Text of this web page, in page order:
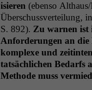
isieren (eben­so
Über­schussverteilung,
S. 892). Zu war­nen ist
Anforderun­gen an
kom­plexe und
tat­säch­lichen Bedarfs
Meth­ode muss